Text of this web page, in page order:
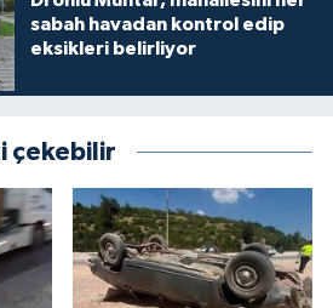
sabah havadan kontrol edip
eksikleri belirliyor
çekebilir